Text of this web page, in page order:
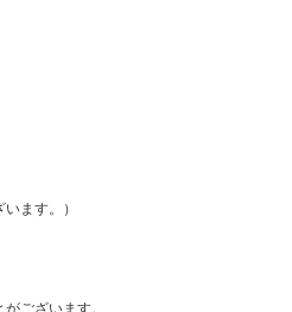
ます。）
ございます。